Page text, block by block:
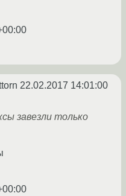
22.02.2017 14:01:00
завезли только